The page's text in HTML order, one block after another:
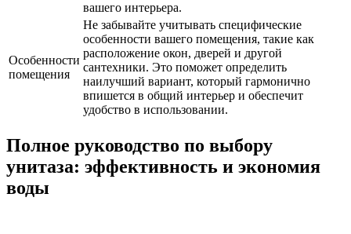
вашего интерьера.
Особенности
помещения
Не забывайте учитывать специфические
особенности вашего помещения, такие как
расположение окон, дверей и другой
сантехники. Это поможет определить
наилучший вариант, который гармонично
впишется в общий интерьер и обеспечит
удобство в использовании.
Полное руководство по выбору
унитаза: эффективность и экономия
воды